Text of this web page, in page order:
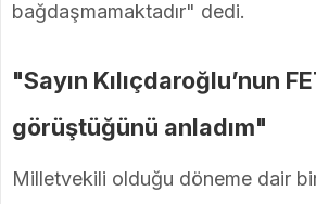
bağdaşmamaktadır" dedi.
"Sayın Kılıçdaroğlu’nun
görüştüğünü anladım"
Milletvekili olduğu döneme dair